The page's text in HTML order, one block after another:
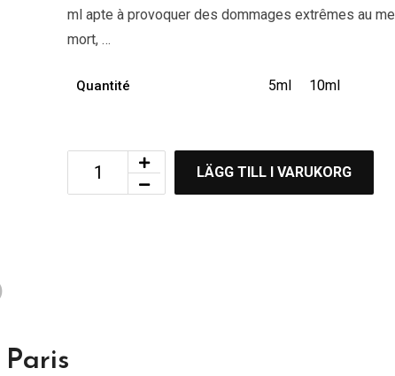
ml apte à provoquer des dommages extrêmes au
mort, …
Quantité 5ml 10ml
LÄGG TILL I VARUKORG